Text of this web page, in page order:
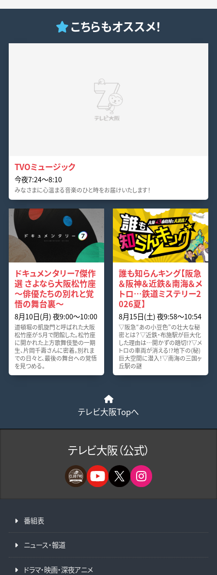
こちらもオススメ！
TVOミュージック
今夜7:24～8:10
みなさまに心温まる音楽のひと時をお届けいたします！
ドキュメンタリー7傑作
選 さよなら大阪松竹座
～俳優たちの別れと覚
悟の舞台裏～
8月10日(月) 夜9:00～10:00
道頓堀の凱旋門と呼ばれた大阪
松竹座が５月で閉館した。松竹座
に開かれた上方歌舞伎塾の一期
生、片岡千壽さんに密着。別れま
での日々と、最後の舞台への覚悟
を見つめる。
誰も知らんキング【阪急
＆阪神＆近鉄＆南海＆メ
トロ…鉄道ミステリー2
026夏】
8月15日(土) 夜9:58～10:54
▽阪急“あの小豆色”の壮大な秘
密とは？▽近鉄・布施駅が巨大化
した理由は…開かずの踏切!?▽メ
トロの車両が消える!?地下の(秘)
巨大空間に潜入！▽南海の三国ヶ
丘駅の謎
テレビ大阪Topへ
テレビ大阪（公式）
番組表
ニュース・報道
ドラマ・映画・深夜アニメ